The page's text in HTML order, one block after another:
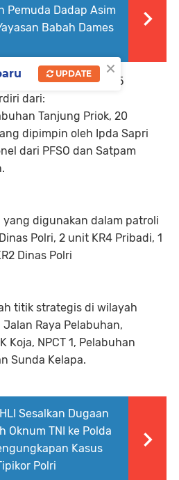
Pemuda Dadap Asim
Babah Dames
Personel sebanyak 75
dari:
Tanjung Priok, 20
dipimpin oleh Ipda Sapri
dari PFSO dan Satpam
yang digunakan dalam patroli
Polri, 2 unit KR4 Pribadi, 1
Dinas Polri
titik strategis di wilayah
Raya Pelabuhan,
Koja, NPCT 1, Pelabuhan
Sunda Kelapa.
Sesalkan Dugaan
Oknum TNI ke Polda
Kasus
Polri
×
UPDATE